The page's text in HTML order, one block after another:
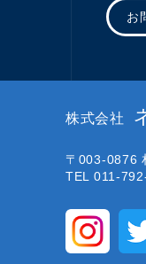
お
株式会社
〒003-0876
TEL 011-